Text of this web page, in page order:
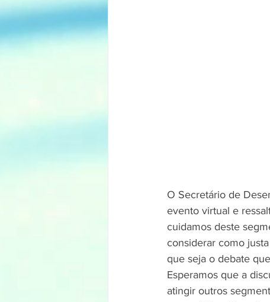
O Secretário de
evento virtual e
cuidamos deste
considerar como
que seja o debate
Esperamos que a
atingir outros